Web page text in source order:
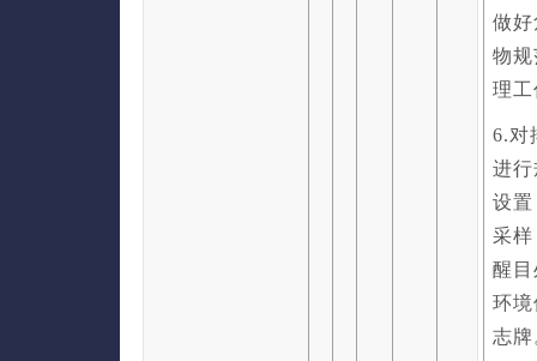
做
物
理
6.对
进
设
采
醒
环
志